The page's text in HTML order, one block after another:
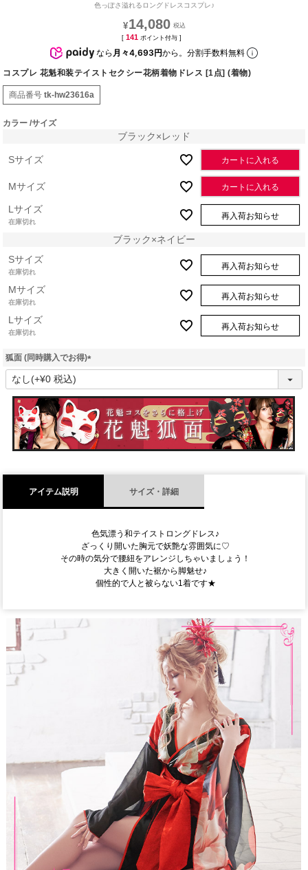
色っぽさ溢れるロングドレスコスプレ♪
¥14,080
[ 141 ポイント付与 ]
なら 月々4,693円から。分割手数料無料
コスプレ 花魁和装テイストセクシー花柄着物ドレス [1点] (着物)
商品番号 tk-hw23616a
カラー サイズ
ブラック×レッド
Sサイズ カートに入れる
Mサイズ カートに入れる
Lサイズ
在庫切れ
再入荷お知らせ
ブラック×ネイビー
Sサイズ
在庫切れ
再入荷お知らせ
Mサイズ
在庫切れ
再入荷お知らせ
Lサイズ
在庫切れ
再入荷お知らせ
狐面 (同時購入でお得)
(
須
)
アイテム説明 サイズ・詳細
色気漂う和テイストロングドレス♪
ざっくり開いた胸元で妖艶な雰囲気に♡
その時の気分で腰紐をアレンジしちゃいましょう！
大きく開いた裾から脚魅せ♪
個性的で人と被らない1着です★